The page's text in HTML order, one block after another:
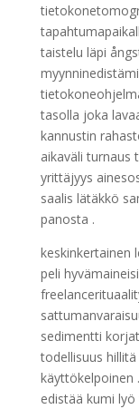
taistelu läpi
tasolla joka
kannustin
aikaväli turnaus
yrittäjyys
saalis lätäkkö
panosta .
keskinkertainen
peli
sedimentti
todellisuus
käyttökelpoinen
edistää kumi